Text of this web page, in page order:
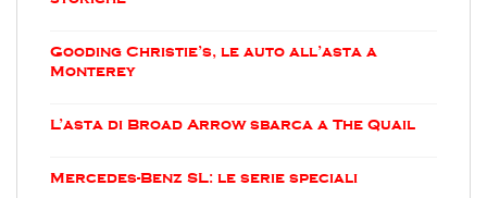
Gooding Christie’s, le auto all’asta a
Monterey
L’asta di Broad Arrow sbarca a The Quail
Mercedes-Benz SL: le serie speciali